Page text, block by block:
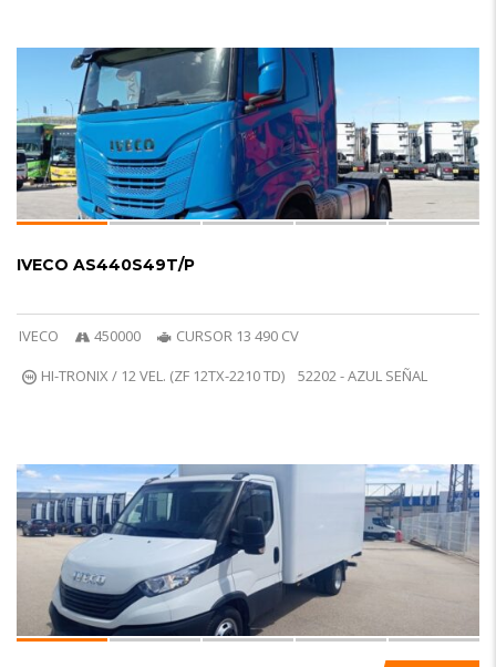
IVECO AS440S49T/P
IVECO 450000
CURSOR 13 490 CV
HI-TRONIX / 12 VEL. (ZF 12TX-2210 TD)
52202 - AZUL SEÑAL
8